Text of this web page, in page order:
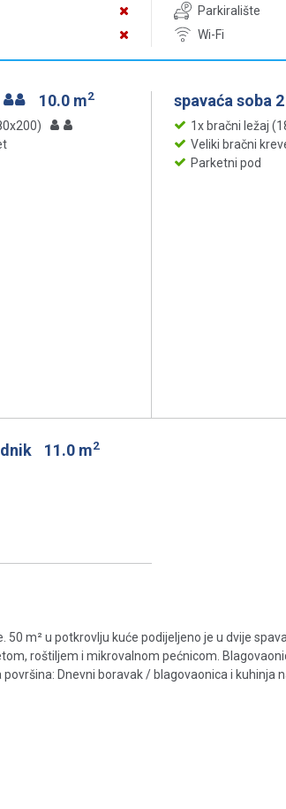
Parkiralište
Wi-Fi
10.0 m2 spavaća soba 2
1x bračni ležaj
Veliki bračni
Parketni pod
11.0 m2
m² u potkrovlju kuće podijeljeno je u dvije
roštiljem i mikrovalnom pećnicom.
Dnevni boravak / blagovaonica i kuhinja